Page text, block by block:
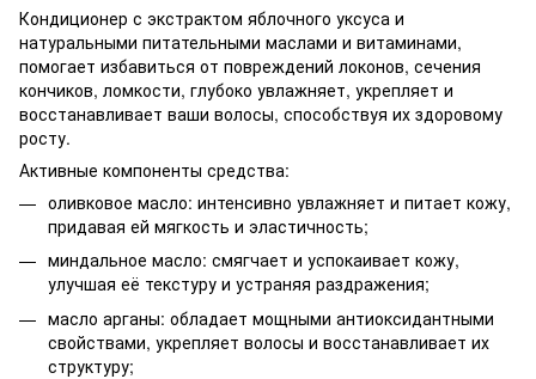
Кондиционер с экстрактом яблочного уксуса и
натуральными питательными маслами и витаминами,
помогает избавиться от повреждений локонов, сечения
кончиков, ломкости, глубоко увлажняет, укрепляет и
восстанавливает ваши волосы, способствуя их здоровому
росту.
Активные компоненты средства:
оливковое масло: интенсивно увлажняет и питает кожу,
придавая ей мягкость и эластичность;
миндальное масло: смягчает и успокаивает кожу,
улучшая её текстуру и устраняя раздражения;
масло арганы: обладает мощными антиоксидантными
свойствами, укрепляет волосы и восстанавливает их
структуру;